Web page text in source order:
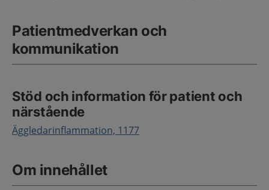
Patientmedverkan och
kommunikation
Stöd och information för patient och
närstående
Äggledarinflammation, 1177
Om innehållet